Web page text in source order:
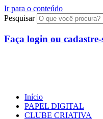
Ir para o conteúdo
Pesquisar
Faça login ou cadastre-
Início
PAPEL DIGITAL
CLUBE CRIATIVA